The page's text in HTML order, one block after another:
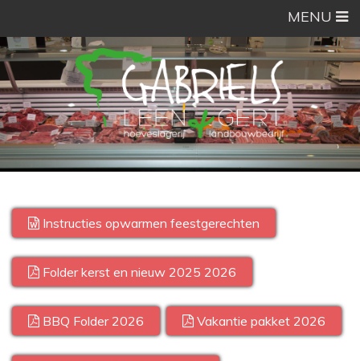
MENU
Instructies opwarmen feestgerechten
Folder kerst en nieuw 2025 2026
BBQ Folder 2026 Vakantie pakket 2026